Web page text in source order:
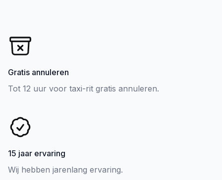
Gratis annuleren
Tot 12 uur voor taxi-rit gratis annuleren.
15 jaar ervaring
Wij hebben jarenlang ervaring.